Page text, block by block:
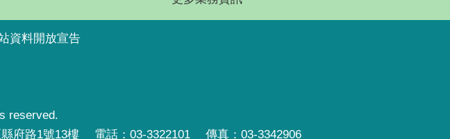
資料開放宣告
reserved.
縣府路1號13樓 電話：03-3322101 傳真：03-3342906